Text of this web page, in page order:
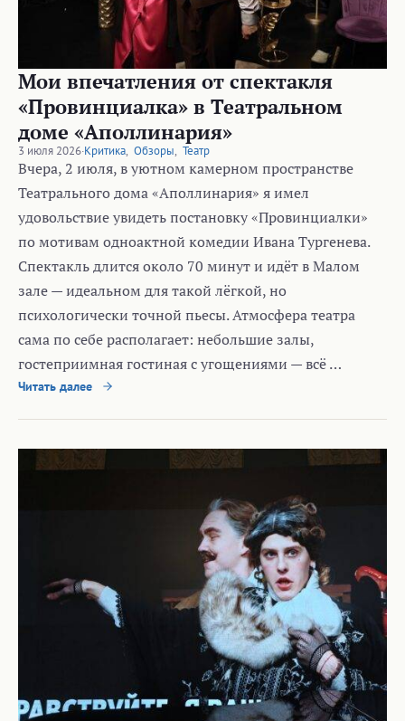
Мои впечатления от спектакля
«Провинциалка» в Театральном
доме «Аполлинария»
3 июля 2026·Критика, Обзоры, Театр
Вчера, 2 июля, в уютном камерном пространстве
Театрального дома «Аполлинария» я имел
удовольствие увидеть постановку «Провинциалки»
по мотивам одноактной комедии Ивана Тургенева.
Спектакль длится около 70 минут и идёт в Малом
зале — идеальном для такой лёгкой, но
психологически точной пьесы. Атмосфера театра
сама по себе располагает: небольшие залы,
гостеприимная гостиная с угощениями — всё …
Читать далее